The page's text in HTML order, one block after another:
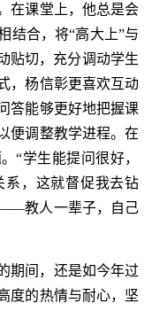
在课堂上，他总是会
结合，将“高大上”与
贴切，充分调动学生
，杨信彰更喜欢互动
答能够更好地把握课
便调整教学进程。在
“学生能提问很好，
系，这就督促我去钻
教人一辈子，自己
期间，还是如今年过
度的热情与耐心，坚